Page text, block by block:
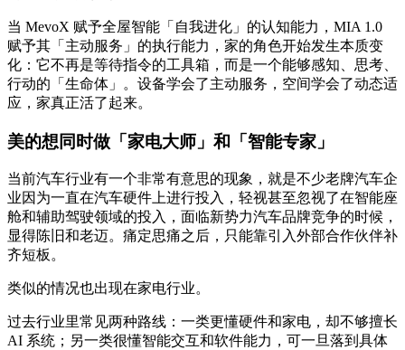
当 MevoX 赋予全屋智能「自我进化」的认知能力，MIA 1.0
赋予其「主动服务」的执行能力，家的角色开始发生本质变
化：它不再是等待指令的工具箱，而是一个能够感知、思考、
行动的「生命体」。设备学会了主动服务，空间学会了动态适
应，家真正活了起来。
美的想同时做「家电大师」和「智能专家」
当前汽车行业有一个非常有意思的现象，就是不少老牌汽车企
业因为一直在汽车硬件上进行投入，轻视甚至忽视了在智能座
舱和辅助驾驶领域的投入，面临新势力汽车品牌竞争的时候，
显得陈旧和老迈。痛定思痛之后，只能靠引入外部合作伙伴补
齐短板。
类似的情况也出现在家电行业。
过去行业里常见两种路线：一类更懂硬件和家电，却不够擅长
AI 系统；另一类很懂智能交互和软件能力，可一旦落到具体